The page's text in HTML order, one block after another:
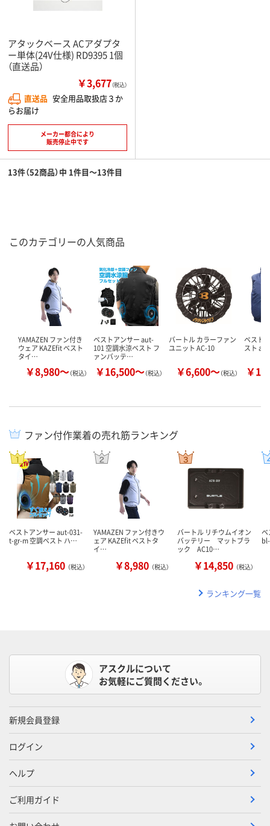
アタックベース ACアダプタ
ー単体(24V仕様) RD9395 1個
（直送品）
￥3,677（税込）
直送品 安全用品取扱店３か
らお届け
メーカー都合により
販売停止中です
13件（52商品）中 1件目～13件目
このカテゴリーの人気商品
YAMAZEN ファン付き
ウェア KAZEfit ベスト
タイ…
￥8,980～（税込）
ベストアンサー aut-
101 空調水涼ベスト フ
ァンバッテ…
￥16,500～（税込）
バートル カラーファン
ユニット AC-10
￥6,600～（税込）
ベスト
スト
￥
ファン付作業着の売れ筋ランキング
ベストアンサー aut-031-
t-gr-m 空調ベスト ハ…
￥17,160 （税込）
YAMAZEN ファン付きウ
ェア KAZEfit ベストタ
イ…
￥8,980 （税込）
バートル リチウムイオン
バッテリー マットブラ
ック AC10…
￥14,850 （税込）
ベ
ランキング一覧
アスクルについて
お気軽にご質問ください。
新規会員登録
ログイン
ヘルプ
ご利用ガイド